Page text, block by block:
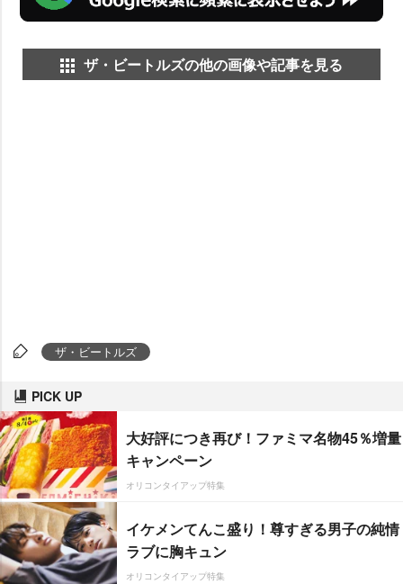
ザ・ビートルズの他の画像や記事を見る
ザ・ビートルズ
PICK UP
大好評につき再び！ファミマ名物45％増量
キャンペーン
オリコンタイアップ特集
イケメンてんこ盛り！尊すぎる男子の純情
ラブに胸キュン
オリコンタイアップ特集